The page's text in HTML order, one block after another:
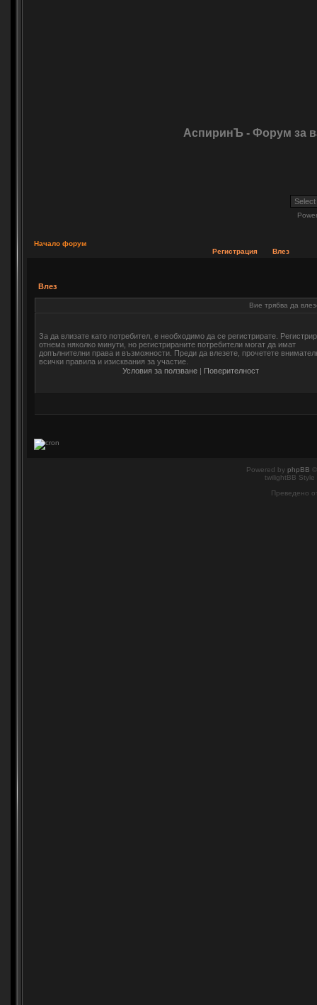
АспиринЪ - Форум за
Начало форум
Регистрация
Влез
Влез
Вие трябва да
За да влизате като потребител, е необходимо да се регистрирате.
отнема няколко минути, но регистрираните потребители могат да имат
допълнителни права и възможности. Преди да влезете, прочетете
всички правила и изисквания за участие.
Условия за ползване | Поверителност
Powered by phpBB
twilightBB
Преведено